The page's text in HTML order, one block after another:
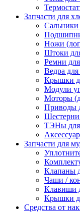
Запчасти для
Сальники
Ножи
Штоки
Ремни
Ведра
Крышки
Модули
Моторы
Приводы
ТЭНы для
Запчасти для
Клапаны
Чаши /
Клавиши
Крышки
Средства от